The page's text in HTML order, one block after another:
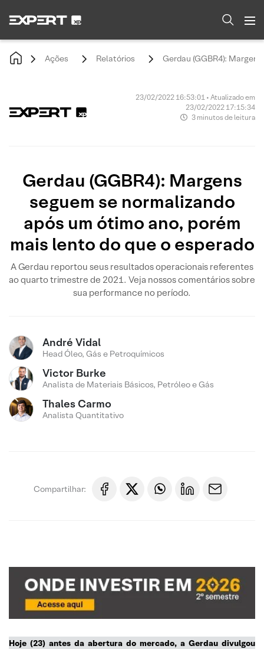
Ações Relatórios Gerdau (GGBR4):
23/02/2022 16:53:01 • Atualizado em
23/02/2022 17:15:34
3 minutos de leitura
Gerdau (GGBR4): Margens
seguem se normalizando
após um ótimo ano, porém
mais lento do que o esperado
A Gerdau reportou seus resultados operacionais referentes
ao quarto trimestre de 2021. Veja nossos comentários sobre
sua performance no período.
André Vidal
Head Óleo, Gás e Petroquímicos
Victor Burke
Analista de Materiais Básicos, Petróleo e Gás
Thales Carmo
Analista Quantitativo
Compartilhar:
Hoje (23) antes da abertura do mercado, a Gerdau divulgou